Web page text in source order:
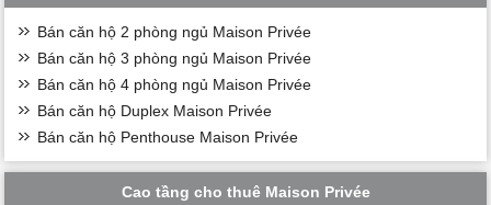
Bán căn hộ 2 phòng ngủ Maison Privée
Bán căn hộ 3 phòng ngủ Maison Privée
Bán căn hộ 4 phòng ngủ Maison Privée
Bán căn hộ Duplex Maison Privée
Bán căn hộ Penthouse Maison Privée
Cao tầng cho thuê Maison Privée